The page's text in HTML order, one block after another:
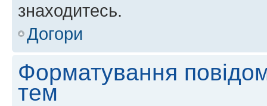
знаходитесь.
Догори
Форматування
тем